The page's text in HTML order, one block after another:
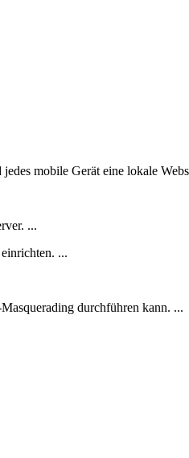
mobile Gerät eine lokale
...
...
durchführen kann. ...